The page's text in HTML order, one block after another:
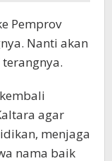
Pemprov
Nanti akan
agar
menjaga
nama baik